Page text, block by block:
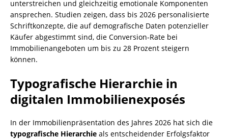
unterstreichen und gleichzeitig emotionale Komponenten
ansprechen. Studien zeigen, dass bis 2026 personalisierte
Schriftkonzepte, die auf demografische Daten potenzieller
Käufer abgestimmt sind, die Conversion-Rate bei
Immobilienangeboten um bis zu 28 Prozent steigern
können.
Typografische Hierarchie in
digitalen Immobilienexposés
In der Immobilienpräsentation des Jahres 2026 hat sich die
typografische Hierarchie als entscheidender Erfolgsfaktor